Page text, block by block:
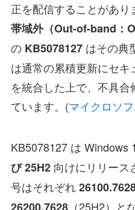
正を配信することがあ
帯域外（Out-of-band：
の KB5078127はその典
は通常の累積更新にセ
を統合した上で、不具
ています。(マイクロソ
KB5078127 は Windows
び 25H2向けにリリース
号はそれぞれ
（25H2）と